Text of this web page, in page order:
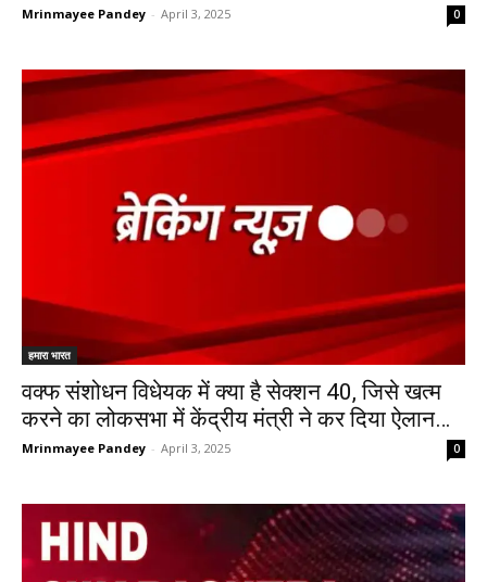
Mrinmayee Pandey - April 3, 2025 0
हमारा भारत
वक्फ संशोधन विधेयक में क्या है सेक्शन 40, जिसे खत्म
करने का लोकसभा में केंद्रीय मंत्री ने कर दिया ऐलान…
Mrinmayee Pandey - April 3, 2025 0